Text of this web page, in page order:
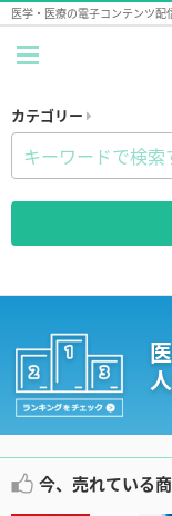
医学・医療の電子コンテンツ配
カテゴリー
今、売れている